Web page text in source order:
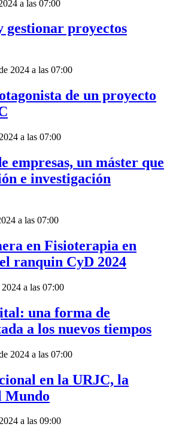
a las 07:00
proyectos
2024 a las 07:00
de un proyecto
a las 07:00
empresas, un máster que
e investigación
a las 07:00
en Fisioterapia en
ranquin CyD 2024
a las 07:00
una forma de
a los nuevos tiempos
2024 a las 07:00
en la URJC, la
Mundo
a las 09:00